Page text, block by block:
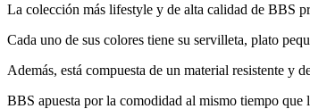
La colección más lifestyle y de alta calidad de BBS
Cada uno de sus colores tiene su servilleta, plato
Además, está compuesta de un material resistente y
BBS apuesta por la comodidad al mismo tiempo que